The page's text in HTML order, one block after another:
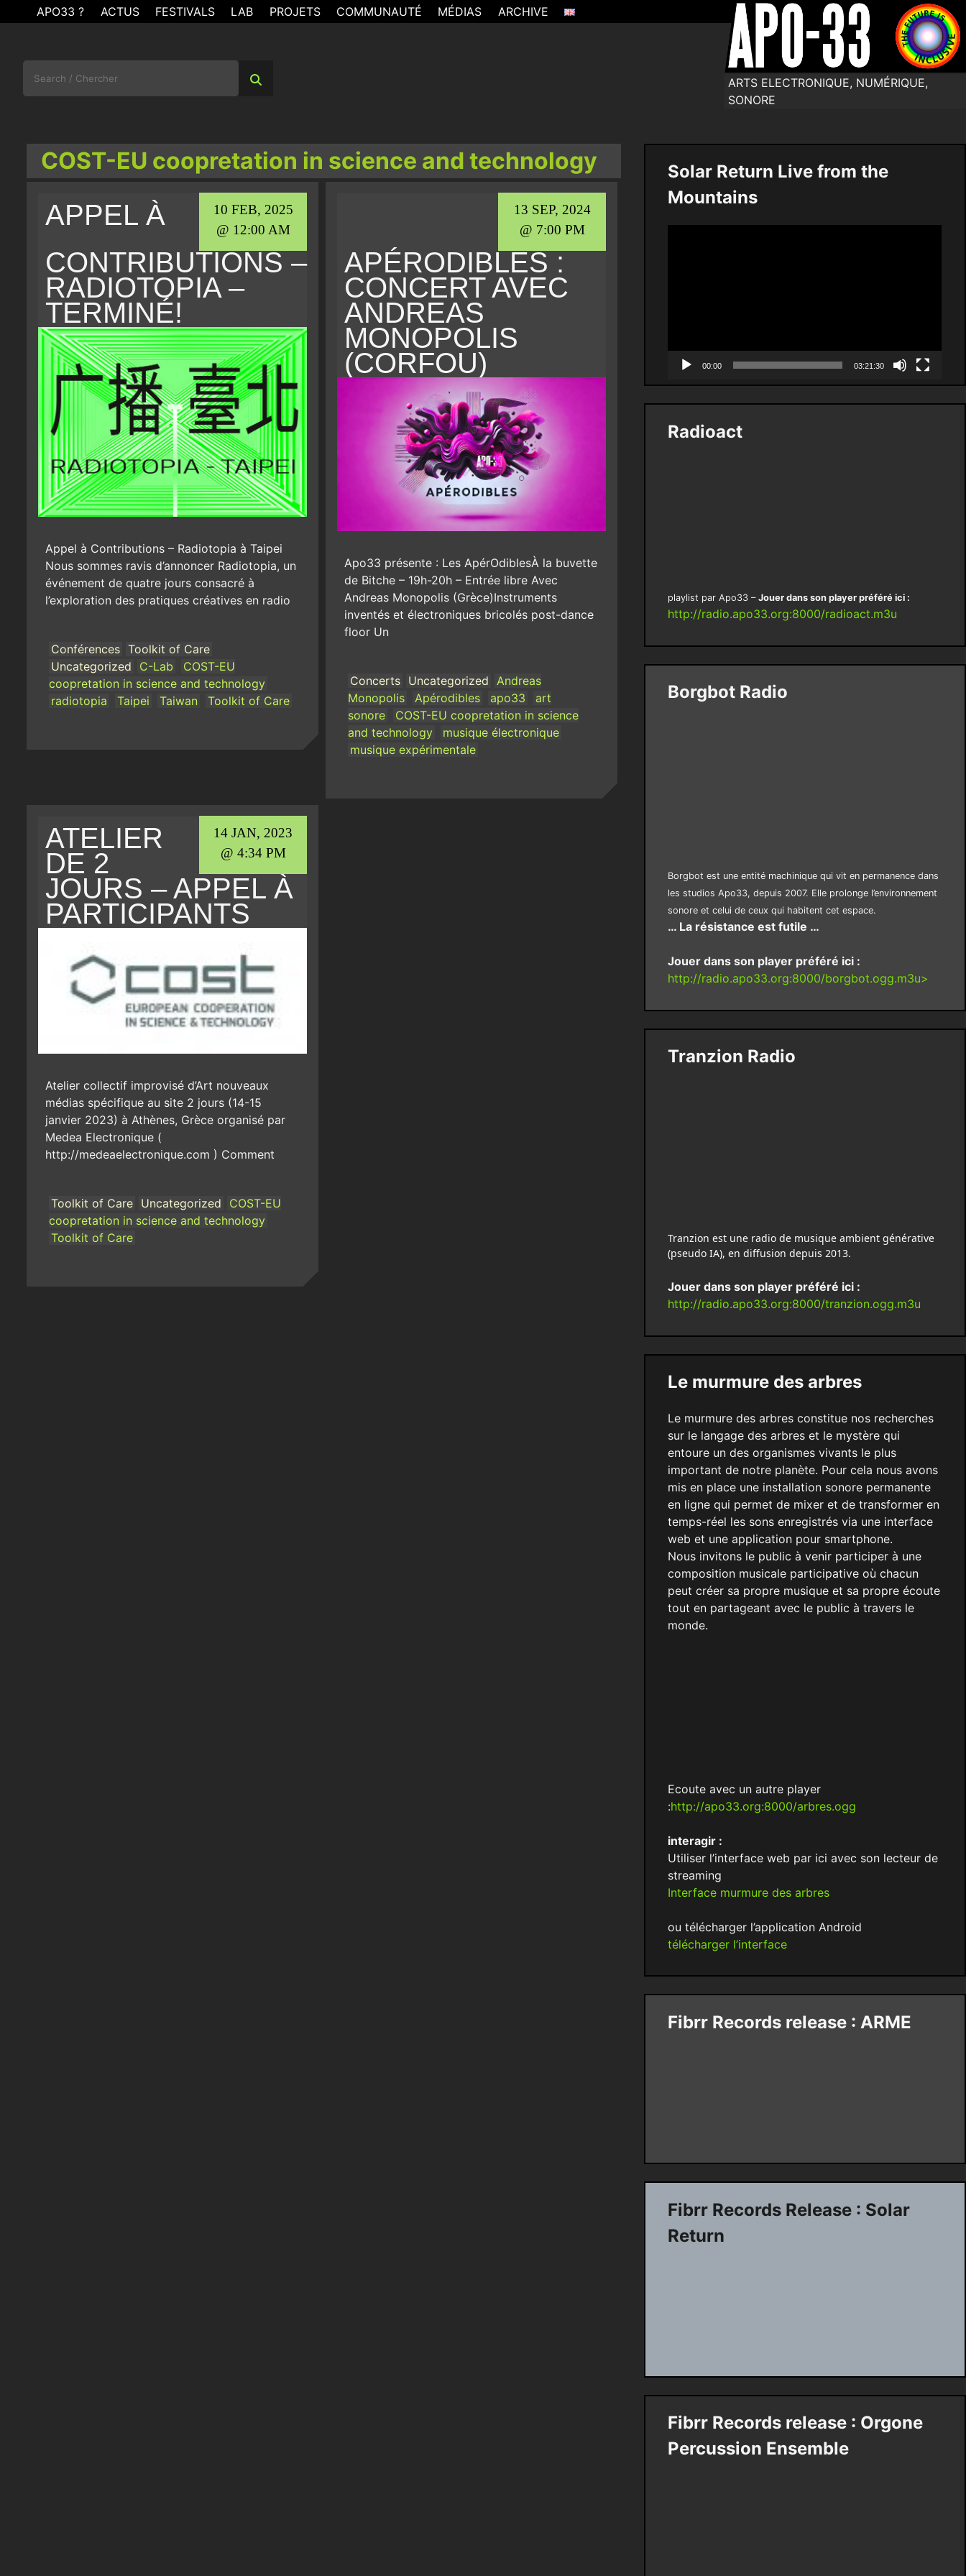
to
ARTS ELECTRONIQUE, NUMÉRIQUE,
SONORE
APO33 ? ACTUS FESTIVALS LAB PROJETS COMMUNAUTÉ MÉDIAS ARCHIVE
for:
COST-EU coopretation in science and technology
10 FEB, 2025
@ 12:00 AM
APPEL À
CONTRIBUTIONS –
RADIOTOPIA –
TERMINÉ!
Appel à Contributions – Radiotopia à Taipei
Nous sommes ravis d’annoncer Radiotopia, un
événement de quatre jours consacré à
l’exploration des pratiques créatives en radio
Conférences Toolkit of Care
Uncategorized
C-Lab
COST-EU
coopretation in science and technology
radiotopia
Taipei Taiwan Toolkit of Care
13 SEP, 2024
@ 7:00 PM
APÉRODIBLES :
CONCERT AVEC
ANDREAS
MONOPOLIS
(CORFOU)
Apo33 présente : Les ApérOdiblesÀ la buvette
de Bitche – 19h-20h – Entrée libre Avec
Andreas Monopolis (Grèce)Instruments
inventés et électroniques bricolés post-dance
floor Un
Concerts Uncategorized
Andreas
Monopolis
Apérodibles apo33
art
sonore
COST-EU coopretation in science
and technology
musique électronique
musique expérimentale
14 JAN, 2023
@ 4:34 PM
ATELIER
DE 2
JOURS – APPEL À
PARTICIPANTS
Atelier collectif improvisé d’Art nouveaux
médias spécifique au site 2 jours (14-15
janvier 2023) à Athènes, Grèce organisé par
Medea Electronique (
http://medeaelectronique.com ) Comment
Toolkit of Care Uncategorized
COST-EU
coopretation in science and technology
Toolkit of Care
Solar Return Live from the
Mountains
00:00 03:21:30
Radioact
playlist par Apo33 –Jouer dans son player préféré ici :
http://radio.apo33.org:8000/radioact.m3u
Borgbot Radio
Borgbot est une entité machinique qui vit en permanence dans
les studios Apo33, depuis 2007. Elle prolonge l’environnement
sonore et celui de ceux qui habitent cet espace.
… La résistance est futile …
Jouer dans son player préféré ici :
http://radio.apo33.org:8000/borgbot.ogg.m3u>
Tranzion Radio
Tranzion est une radio de musique ambient générative
(pseudo IA), en diffusion depuis 2013.
Jouer dans son player préféré ici :
http://radio.apo33.org:8000/tranzion.ogg.m3u
Le murmure des arbres
Le murmure des arbres constitue nos recherches
sur le langage des arbres et le mystère qui
entoure un des organismes vivants le plus
important de notre planète. Pour cela nous avons
mis en place une installation sonore permanente
en ligne qui permet de mixer et de transformer en
temps-réel les sons enregistrés via une interface
web et une application pour smartphone.
Nous invitons le public à venir participer à une
composition musicale participative où chacun
peut créer sa propre musique et sa propre écoute
tout en partageant avec le public à travers le
monde.
Ecoute avec un autre player
:http://apo33.org:8000/arbres.ogg
interagir :
Utiliser l’interface web par ici avec son lecteur de
streaming
Interface murmure des arbres
ou télécharger l’application Android
télécharger l’interface
Fibrr Records release : ARME
Fibrr Records Release : Solar
Return
Fibrr Records release : Orgone
Percussion Ensemble